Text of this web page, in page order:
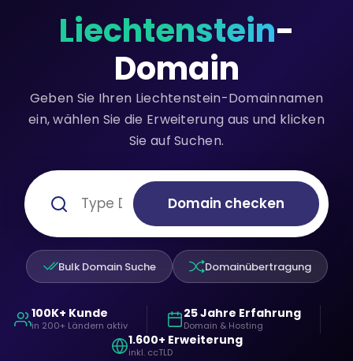
Liechtenstein-
Domain
Geben Sie Ihren Liechtenstein-Domainnamen
ein, wählen Sie die Erweiterung aus und klicken
Sie auf Suchen.
Domain checken
Bulk Domain Suche Domainübertragung
100K+ Kunde
in 200+ Ländern aktiv
25 Jahre Erfahrung
Domain & Hosting
1.600+ Erweiterung
inkl. ccTLD